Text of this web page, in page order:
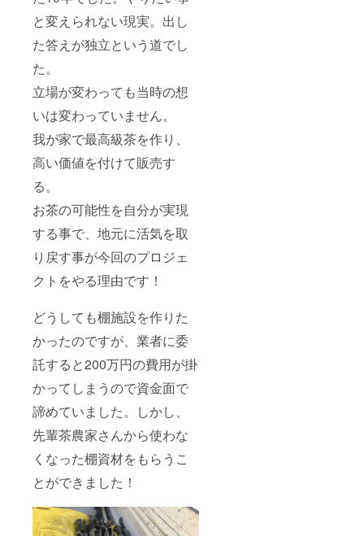
と変えられない現実。出し
た答えが独立という道でし
た。
立場が変わっても当時の想
いは変わっていません。
我が家で最高級茶を作り、
高い価値を付けて販売す
る。
お茶の可能性を自分が実現
する事で、地元に活気を取
り戻す事が今回のプロジェ
クトをやる理由です！
どうしても棚施設を作りた
かったのですが、業者に委
託すると200万円の費用が掛
かってしまうので資金面で
諦めていました。しかし、
先輩茶農家さんから使わな
くなった棚資材をもらうこ
とができました！